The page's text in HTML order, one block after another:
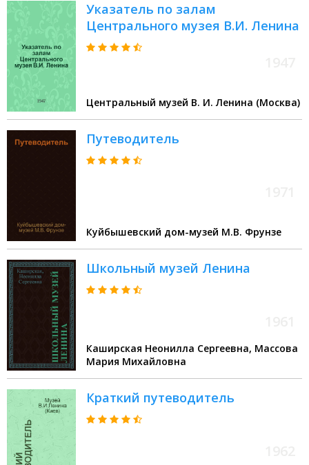
Указатель по залам
Центрального музея В.И. Ленина
Центральный музей В. И. Ленина (Москва)
Путеводитель
Куйбышевский дом-музей М.В. Фрунзе
Школьный музей Ленина
Каширская Неонилла Сергеевна, Массова
Мария Михайловна
Краткий путеводитель